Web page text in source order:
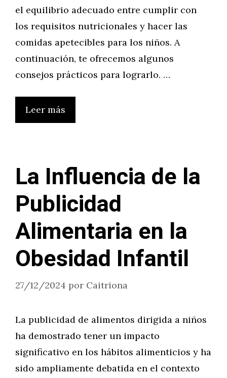
el equilibrio adecuado entre cumplir con
los requisitos nutricionales y hacer las
comidas apetecibles para los niños. A
continuación, te ofrecemos algunos
consejos prácticos para lograrlo. …
Leer más
La Influencia de la
Publicidad
Alimentaria en la
Obesidad Infantil
27/12/2024 por Caitriona
La publicidad de alimentos dirigida a niños
ha demostrado tener un impacto
significativo en los hábitos alimenticios y ha
sido ampliamente debatida en el contexto